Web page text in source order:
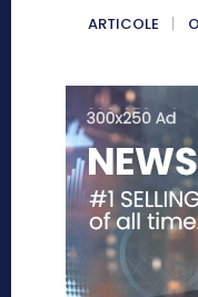
ARTICOLE